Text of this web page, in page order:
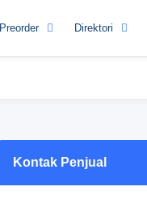
Preorder Direktori
Kontak Penjual